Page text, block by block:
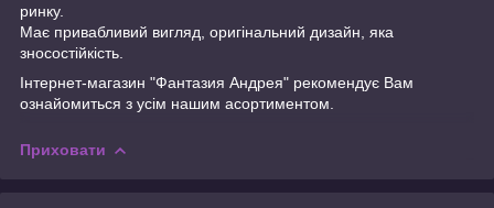
ринку.
Має привабливий вигляд, оригінальний дизайн, яка
зносостійкість.
Інтернет-магазин "Фантазия Андрея" рекомендує Вам
ознайомиться з усім нашим асортиментом.
Приховати